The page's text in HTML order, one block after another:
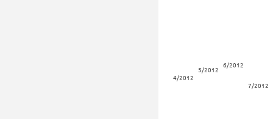
4/2012
5/2012
6/2012
7/2012